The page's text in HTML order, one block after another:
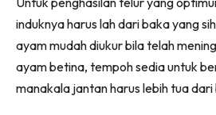
Hub Ideaktiv
induknya harus lah dari baka yang
ayam mudah diukur bila telah
ayam betina, tempoh sedia untuk
manakala jantan harus lebih tua